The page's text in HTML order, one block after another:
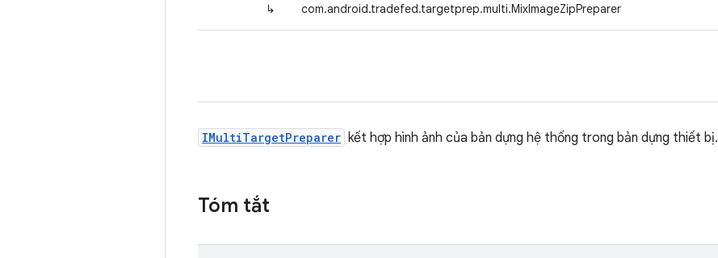
↳ com.android.tradefed.targetprep.multi.MixImageZipPreparer
IMultiTargetPreparer kết hợp hình ảnh của bản dựng hệ thống trong bản dựng thiết bị.
Tóm tắt